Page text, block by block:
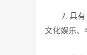
7. 具有计
文化娱乐、